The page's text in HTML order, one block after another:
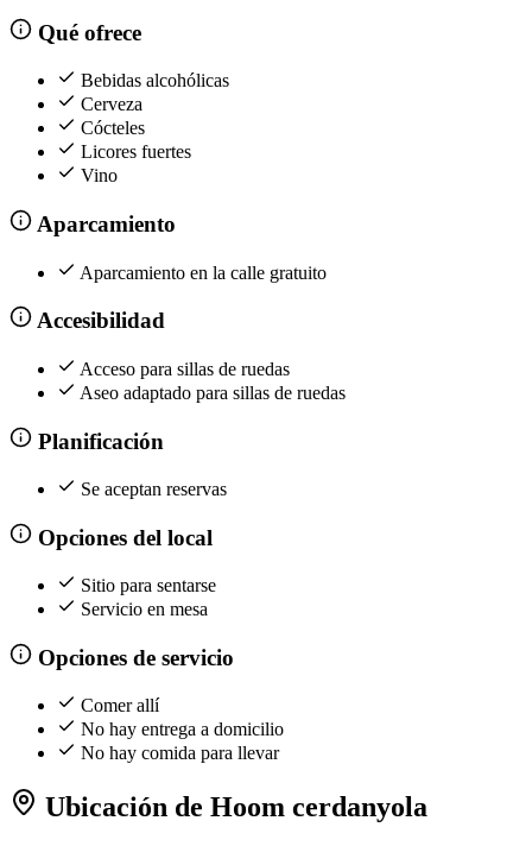
Qué ofrece
Bebidas alcohólicas
Cerveza
Cócteles
Licores fuertes
Vino
Aparcamiento
Aparcamiento en la calle gratuito
Accesibilidad
Acceso para sillas de ruedas
Aseo adaptado para sillas de ruedas
Planificación
Se aceptan reservas
Opciones del local
Sitio para sentarse
Servicio en mesa
Opciones de servicio
Comer allí
No hay entrega a domicilio
No hay comida para llevar
Ubicación de Hoom cerdanyola